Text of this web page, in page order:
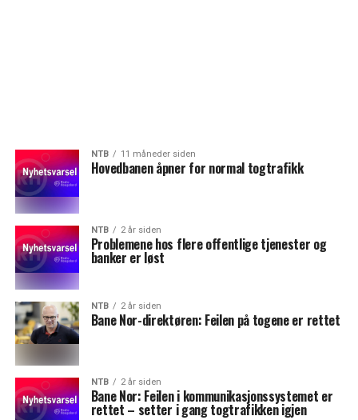
NTB 11 måneder siden
Hovedbanen åpner for normal togtrafikk
NTB 2 år siden
Problemene hos flere offentlige tjenester og
banker er løst
NTB 2 år siden
Bane Nor-direktøren: Feilen på togene er rettet
NTB 2 år siden
Bane Nor: Feilen i kommunikasjonssystemet er
rettet – setter i gang togtrafikken igjen